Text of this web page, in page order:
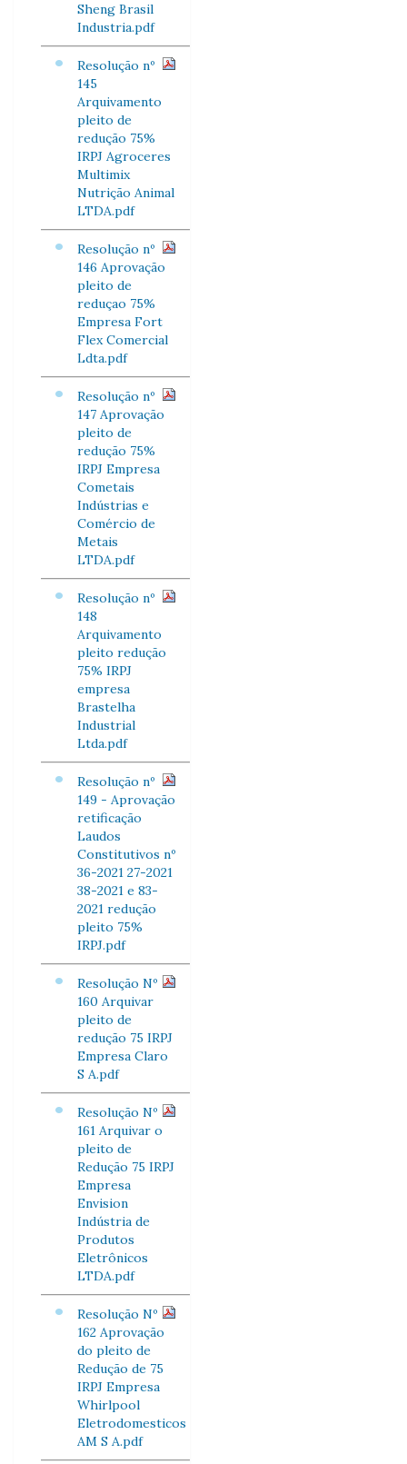
Sheng Brasil
Industria.pdf
Resolução nº
145
Arquivamento
pleito de
redução 75%
IRPJ Agroceres
Multimix
Nutrição Animal
LTDA.pdf
Resolução nº
146 Aprovação
pleito de
reduçao 75%
Empresa Fort
Flex Comercial
Ldta.pdf
Resolução nº
147 Aprovação
pleito de
redução 75%
IRPJ Empresa
Cometais
Indústrias e
Comércio de
Metais
LTDA.pdf
Resolução nº
148
Arquivamento
pleito redução
75% IRPJ
empresa
Brastelha
Industrial
Ltda.pdf
Resolução nº
149 - Aprovação
retificação
Laudos
Constitutivos nº
36-2021 27-2021
38-2021 e 83-
2021 redução
pleito 75%
IRPJ.pdf
Resolução Nº
160 Arquivar
pleito de
redução 75 IRPJ
Empresa Claro
S A.pdf
Resolução Nº
161 Arquivar o
pleito de
Redução 75 IRPJ
Empresa
Envision
Indústria de
Produtos
Eletrônicos
LTDA.pdf
Resolução Nº
162 Aprovação
do pleito de
Redução de 75
IRPJ Empresa
Whirlpool
Eletrodomesticos
AM S A.pdf